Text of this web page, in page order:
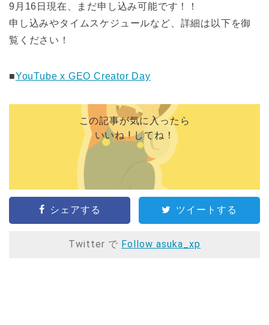
9月16日現在、まだ申し込み可能です！！
申し込みやタイムスケジュールなど、詳細は以下を御
覧ください！
■YouTube x GEO Creator Day
この記事が気に入ったら
いいね ! してね！
シェアする ツイートする
Twitter で Follow asuka_xp